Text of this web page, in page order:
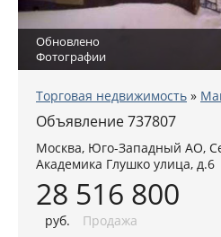
Обновлено
Фотографии
Торговая недвижимость »
Объявление 737807
Москва, Юго-Западный АО,
Академика Глушко улица, д.6
28 516 800
руб. Продажа